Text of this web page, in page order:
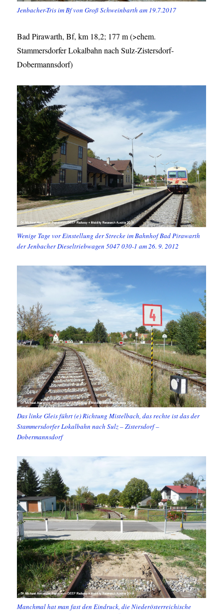
Jenbacher-Tris im Bf von Groß Schweinbarth am 19.7.2017
Bad Pirawarth, Bf, km 18,2; 177 m (>ehem.
Stammersdorfer Lokalbahn nach Sulz-Zistersdorf-
Dobermannsdorf)
Wenige Tage vor Einstellung der Strecke im Bahnhof Bad Pirawarth
der Jenbacher Dieseltriebwagen 5047 030-1 am 26. 9. 2012
Das linke Gleis führt (e) Richtung Mistelbach, das rechte ist das der
Stammersdorfer Lokalbahn nach Sulz – Zistersdorf –
Dobermannsdorf
Manchmal hat man fast den Eindruck, die Niederösterreichische